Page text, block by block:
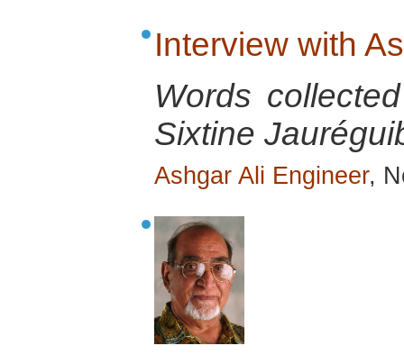
Interview with
Words
Sixtine
Ashgar Ali Engineer,